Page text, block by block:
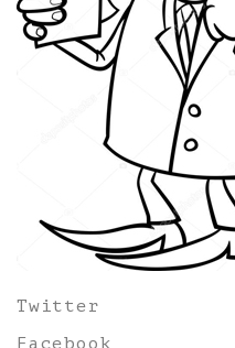
Twitter
Facebook